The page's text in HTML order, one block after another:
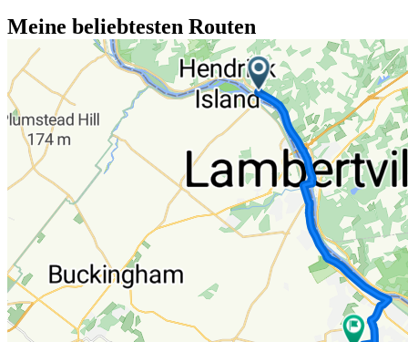
Meine beliebtesten Routen